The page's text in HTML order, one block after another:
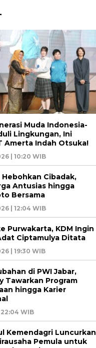
Muda Indonesia-
Lingkungan, Ini
Amerta Indah Otsuka!
| 10:20 WIB
Cibadak,
Antusias hingga
Bersama
| 12:04 WIB
Purwakarta, KDM Ingin
Ciptamulya Ditata
| 19:30 WIB
di PWI Jabar,
Tawarkan Program
hingga Karier
WIB
Kemendagri Luncurkan
Pemula untuk